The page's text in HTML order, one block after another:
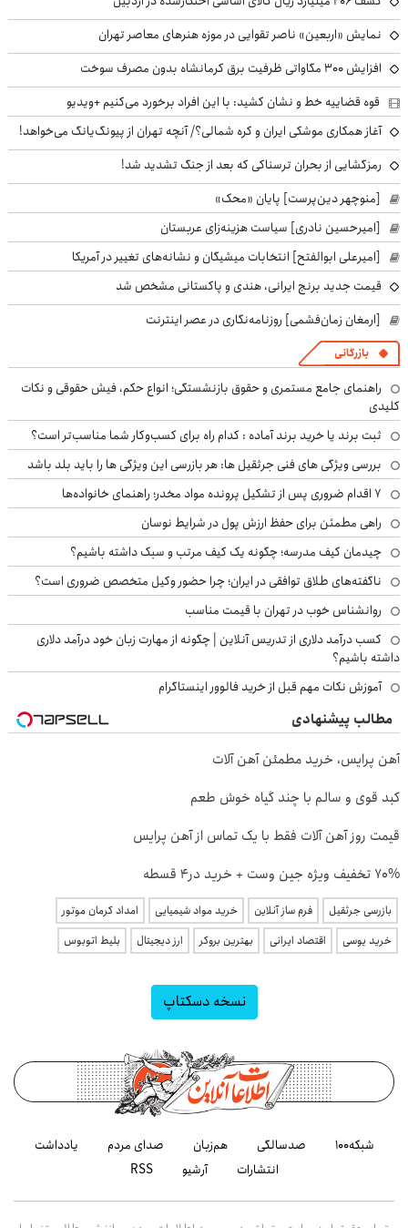
نمایش «اربعین» ناصر تقوایی در موزه هنرهای معاصر تهران
افزایش ۳۰۰ مگاواتی ظرفیت برق کرمانشاه بدون مصرف سوخت
قوه قضاییه خط و نشان کشید: با این افراد برخورد می‌کنیم +ویدیو
آغاز همکاری موشکی ایران و کره شمالی؟/ آنچه تهران از پیونگ‌یانگ می‌خواهد!
رمزگشایی از بحران ترسناکی که بعد از جنگ تشدید شد!
[منوچهر دین‌پرست] پایان «محک»
[امیرحسین نادری] سیاست هزینه‌زای عربستان
[امیرعلی ابوالفتح] انتخابات میشیگان و نشانه‌های تغییر در آمریکا
قیمت جدید برنج ایرانی، هندی و پاکستانی مشخص شد
[ارمغان زمان‌فشمی] روزنامه‌نگاری در عصر اینترنت
بازرگانی
راهنمای جامع مستمری و حقوق بازنشستگی؛ انواع حکم، فیش حقوقی و نکات
کلیدی
ثبت برند یا خرید برند آماده : کدام راه برای کسب‌وکار شما مناسب‌تر است؟
بررسی ویژگی های فنی جرثقیل ها: هر بازرسی این ویژگی ها را باید بلد باشد
۷ اقدام ضروری پس از تشکیل پرونده مواد مخدر؛ راهنمای خانواده‌ها
راهی مطمئن برای حفظ ارزش پول در شرایط نوسان
چیدمان کیف مدرسه؛ چگونه یک کیف مرتب و سبک داشته باشیم؟
ناگفته‌های طلاق توافقی در ایران؛ چرا حضور وکیل متخصص ضروری است؟
روانشناس خوب در تهران با قیمت مناسب
کسب درآمد دلاری از تدریس آنلاین | چگونه از مهارت زبان خود درآمد دلاری
داشته باشیم؟
آموزش نکات مهم قبل از خرید فالوور اینستاگرام
مطالب پیشنهادی
آهن پرایس، خرید مطمئن آهن آلات
کبد قوی و سالم با چند گیاه خوش طعم
قیمت روز آهن آلات فقط با یک تماس از آهن پرایس
70% تخفیف ویژه جین وست + خرید در4 قسطه
بازرسی جرثقیل فرم ساز آنلاین خرید مواد شیمیایی
امداد کرمان موتور
خرید یوسی
اقتصاد ایرانی بهترین بروکر ارز دیجیتال بلیط اتوبوس
نسخه دسکتاپ
شبکه۱۰۰ صدسالگی هم‌زبان صدای مردم
یادداشت
انتشارات
آرشیو RSS